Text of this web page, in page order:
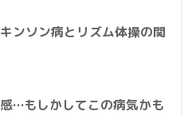
ンソン病とリズム体操の関
…もしかしてこの病気かも